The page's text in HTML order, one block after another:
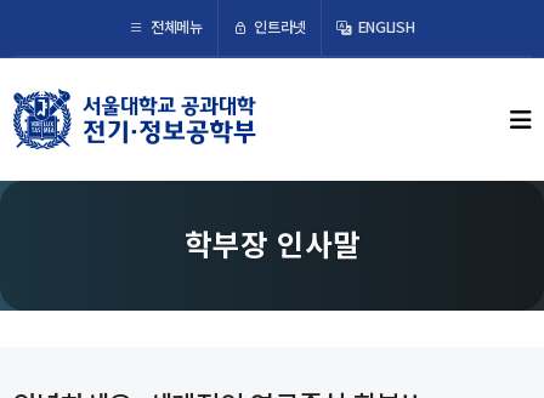
전체메뉴 인트라넷 ENGLISH ×
학부뉴스
뉴스
학부장 인사말